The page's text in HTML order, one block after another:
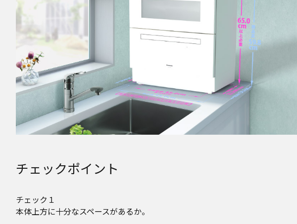
チェックポイント
チェック１
本体上方に十分なスペースがあるか。